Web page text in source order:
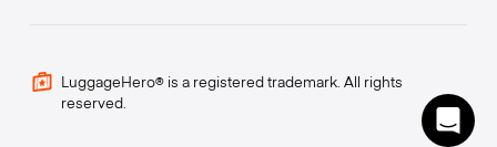
LuggageHero® is a registered trademark. All rights
reserved.